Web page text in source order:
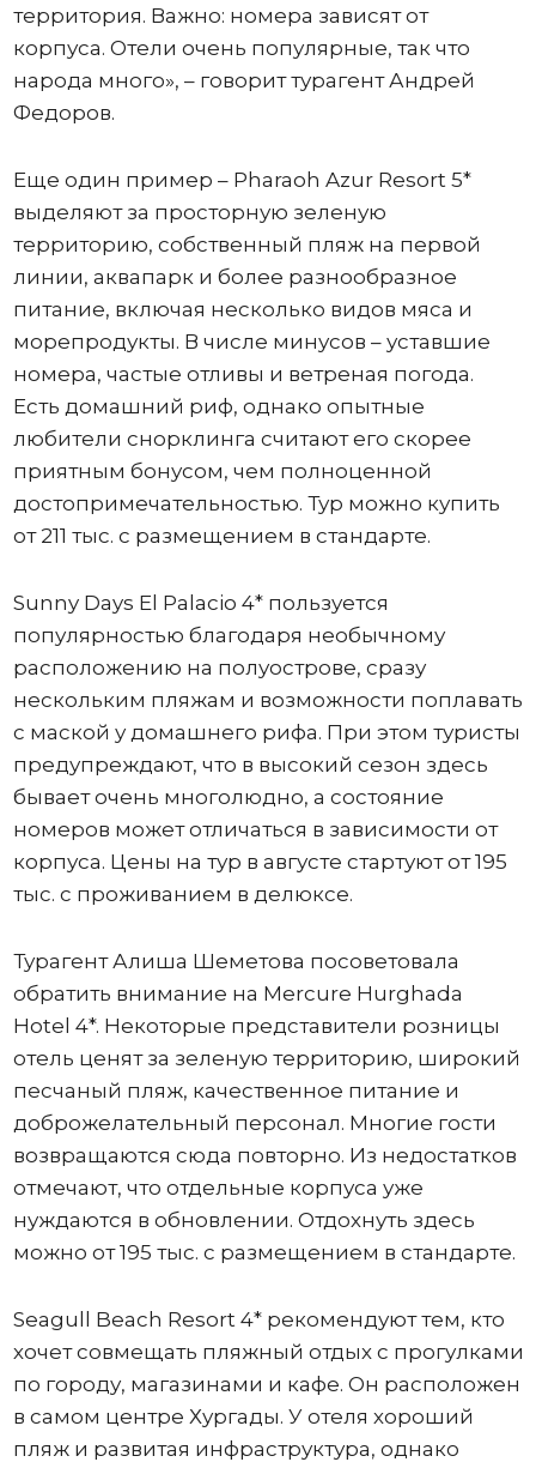
территория. Важно: номера зависят от
корпуса. Отели очень популярные, так что
народа много», – говорит турагент Андрей
Федоров.
Еще один пример – Pharaoh Azur Resort 5*
выделяют за просторную зеленую
территорию, собственный пляж на первой
линии, аквапарк и более разнообразное
питание, включая несколько видов мяса и
морепродукты. В числе минусов – уставшие
номера, частые отливы и ветреная погода.
Есть домашний риф, однако опытные
любители снорклинга считают его скорее
приятным бонусом, чем полноценной
достопримечательностью. Тур можно купить
от 211 тыс. с размещением в стандарте.
Sunny Days El Palacio 4* пользуется
популярностью благодаря необычному
расположению на полуострове, сразу
нескольким пляжам и возможности поплавать
с маской у домашнего рифа. При этом туристы
предупреждают, что в высокий сезон здесь
бывает очень многолюдно, а состояние
номеров может отличаться в зависимости от
корпуса. Цены на тур в августе стартуют от 195
тыс. с проживанием в делюксе.
Турагент Алиша Шеметова посоветовала
обратить внимание на Mercure Hurghada
Hotel 4*. Некоторые представители розницы
отель ценят за зеленую территорию, широкий
песчаный пляж, качественное питание и
доброжелательный персонал. Многие гости
возвращаются сюда повторно. Из недостатков
отмечают, что отдельные корпуса уже
нуждаются в обновлении. Отдохнуть здесь
можно от 195 тыс. с размещением в стандарте.
Seagull Beach Resort 4* рекомендуют тем, кто
хочет совмещать пляжный отдых с прогулками
по городу, магазинами и кафе. Он расположен
в самом центре Хургады. У отеля хороший
пляж и развитая инфраструктура, однако